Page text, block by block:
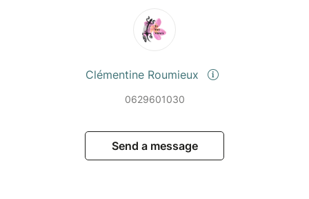
Clémentine Roumieux
0629601030
Send a message